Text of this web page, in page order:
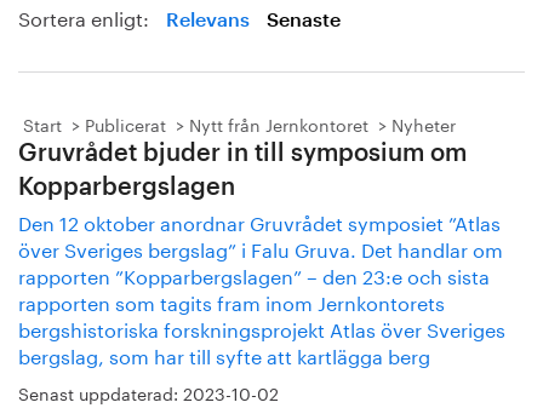
Sortera enligt: Relevans Senaste
Start Publicerat Nytt från Jernkontoret Nyheter
Gruvrådet bjuder in till symposium om
Kopparbergslagen
Den 12 oktober anordnar Gruvrådet symposiet ”Atlas
över Sveriges bergslag” i Falu Gruva. Det handlar om
rapporten ”Kopparbergslagen” – den 23:e och sista
rapporten som tagits fram inom Jernkontorets
bergshistoriska forskningsprojekt Atlas över Sveriges
bergslag, som har till syfte att kartlägga berg
Senast uppdaterad: 2023-10-02